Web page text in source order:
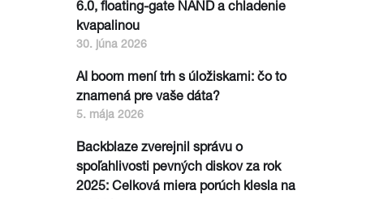
6.0, floating-gate NAND a chladenie
kvapalinou
30. júna 2026
AI boom mení trh s úložiskami: čo to
znamená pre vaše dáta?
5. mája 2026
Backblaze zverejnil správu o
spoľahlivosti pevných diskov za rok
2025: Celková miera porúch klesla na